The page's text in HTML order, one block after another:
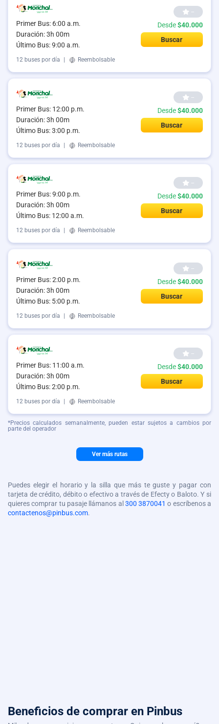
Primer Bus: 6:00 a.m.
Duración: 3h 00m
Último Bus: 9:00 a.m.
--
Desde$40.000
Buscar
12 buses por día Reembolsable
Primer Bus: 12:00 p.m.
Duración: 3h 00m
Último Bus: 3:00 p.m.
--
Desde$40.000
Buscar
12 buses por día | Reembolsable
Primer Bus: 9:00 p.m.
Duración: 3h 00m
Último Bus: 12:00 a.m.
--
Desde$40.000
Buscar
12 buses por día Reembolsable
Primer Bus: 2:00 p.m.
Duración: 3h 00m
Último Bus: 5:00 p.m.
--
Desde$40.000
Buscar
12 buses por día Reembolsable
Primer Bus: 11:00 a.m.
Duración: 3h 00m
Último Bus: 2:00 p.m.
--
Desde$40.000
Buscar
12 buses por día Reembolsable
*Precios calculados semanalmente, pueden estar sujetos a cambios por
parte del operador
Ver más rutas
Puedes elegir el horario y la silla que más te guste y pagar con
tarjeta de crédito, débito o efectivo a través de Efecty o Baloto. Y si
quieres comprar tu pasaje llámanos al 300 3870041 o escríbenos a
contactenos@pinbus.com.
Beneficios de comprar en Pinbus